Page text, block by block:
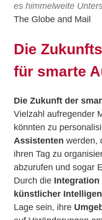
es himmelweite
The Globe and Mail
Die
für smarte
Die Zukunft der
Vielzahl aufregender
könnten zu
Assistenten werden,
ihren Tag zu
abzurufen und sogar
Durch die
künstlicher
Lage sein, ihre